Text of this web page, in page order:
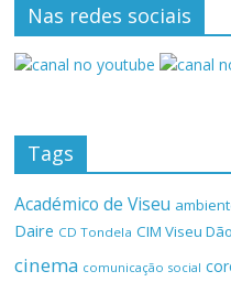
Nas redes sociais
Tags
Académico de Viseu
Daire CD Tondela CIM Viseu
cinema comunicação social